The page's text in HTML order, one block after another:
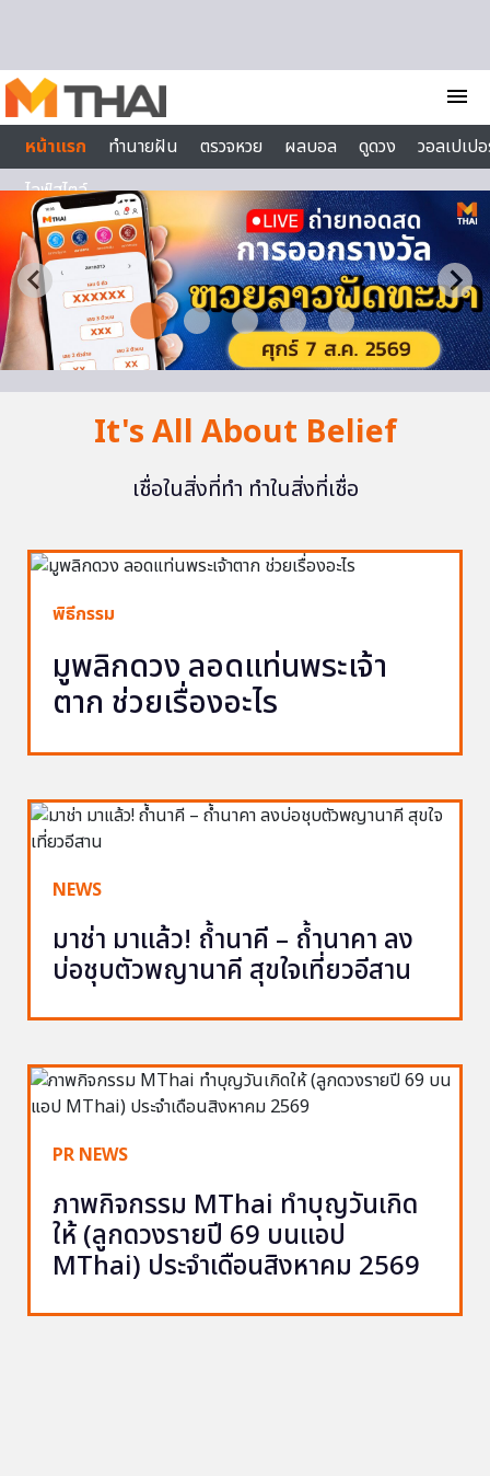
menu
หน้าแรก
ทำนายฝัน ตรวจหวย ผลบอล ดูดวง
วอลเปเป
ไลฟ์สไตล์
It's All About Belief
เชื่อในสิ่งที่ทำ ทำในสิ่งที่เชื่อ
พิธีกรรม
มูพลิกดวง ลอดแท่นพระเจ้า
ตาก ช่วยเรื่องอะไร
NEWS
มาช่า มาแล้ว! ถ้ำนาคี – ถ้ำนาคา ลง
บ่อชุบตัวพญานาคี สุขใจเที่ยวอีสาน
PR NEWS
ภาพกิจกรรม MThai ทำบุญวันเกิด
ให้ (ลูกดวงรายปี 69 บนแอป
MThai) ประจำเดือนสิงหาคม 2569